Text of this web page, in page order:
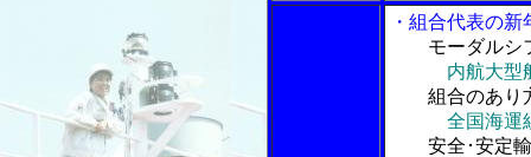
・組合代表の
モーダルシ
内航大
組合のあり方
全国海
安全･安定輸